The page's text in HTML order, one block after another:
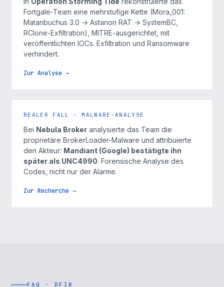
Fortgale-Team eine mehrstufige Kette (Mora_001:
Matanbuchus 3.0 → Astarion RAT → SystemBC,
RClone-Exfiltration), MITRE-ausgerichtet, mit
veröffentlichten IOCs. Exfiltration und Ransomware
verhindert.
Zur Analyse →
REALER FALL · MALWARE-ANALYSE
Bei Nebula Broker analysierte das Team die
proprietäre BrokerLoader-Malware und attribuierte
den Akteur: Mandiant (Google) bestätigte ihn
später als UNC4990. Forensische Analyse des
Codes, nicht nur der Alarme.
Zur Recherche →
FAQ · DFIR